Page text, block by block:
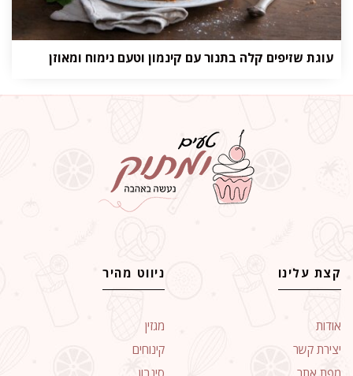
עוגת שזיפים קלה בתנור עם קינמון וטעם נימוח ומאוזן
קצת עלינו
אודות
יצירת קשר
מפת אתר
ניווט מהיר
מגזין
קינוחים
סינבון